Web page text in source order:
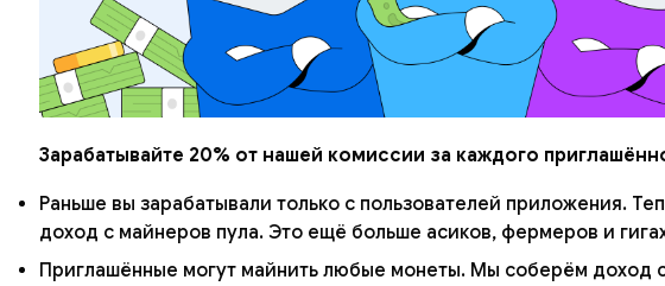
Зарабатывайте 20% от нашей комиссии за каждого
Раньше вы зарабатывали только с пользователей приложения.
доход с майнеров пула. Это ещё больше асиков, фермеров и
Приглашённые могут майнить любые монеты. Мы соберём доход